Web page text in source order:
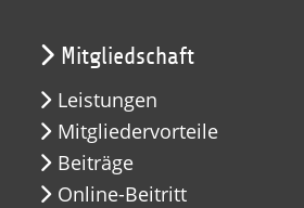
Mitgliedschaft
Leistungen
Mitgliedervorteile
Beiträge
Online-Beitritt